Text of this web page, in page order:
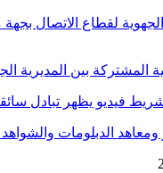
الجهوية لقطاع الاتصال
المشتركة بين المديرية
فيديو يظهر تبادل
الدبلومات